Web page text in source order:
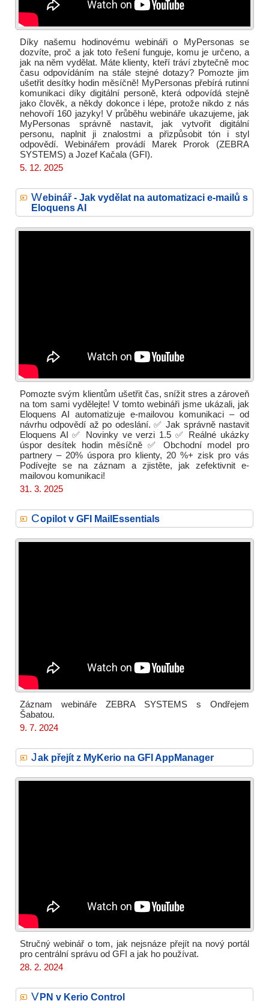
Díky našemu hodinovému webináři o MyPersonas se
dozvíte, proč a jak toto řešení funguje, komu je určeno, a
jak na něm vydělat. Máte klienty, kteří tráví zbytečně moc
času odpovídáním na stále stejné dotazy? Pomozte jim
ušetřit desítky hodin měsíčně! MyPersonas přebírá rutinní
komunikaci díky digitální personě, která odpovídá stejně
jako člověk, a někdy dokonce i lépe, protože nikdo z nás
nehovoří 160 jazyky! V průběhu webináře ukazujeme, jak
MyPersonas správně nastavit, jak vytvořit digitální
personu, naplnit ji znalostmi a přizpůsobit tón i styl
odpovědí. Webinářem provádí Marek Prorok (ZEBRA
SYSTEMS) a Jozef Kačala (GFI).
5. 12. 2025
Webinář - Jak vydělat na automatizaci e-mailů s
Eloquens AI
Pomozte svým klientům ušetřit čas, snížit stres a zároveň
na tom sami vydělejte! V tomto webináři jsme ukázali, jak
Eloquens AI automatizuje e-mailovou komunikaci – od
návrhu odpovědí až po odeslání. ✅ Jak správně nastavit
Eloquens AI ✅ Novinky ve verzi 1.5 ✅ Reálné ukázky
úspor desítek hodin měsíčně ✅ Obchodní model pro
partnery – 20% úspora pro klienty, 20 %+ zisk pro vás
Podívejte se na záznam a zjistěte, jak zefektivnit e-
mailovou komunikaci!
31. 3. 2025
Copilot v GFI MailEssentials
Záznam webináře ZEBRA SYSTEMS s Ondřejem
Šabatou.
9. 7. 2024
Jak přejít z MyKerio na GFI AppManager
Stručný webinář o tom, jak nejsnáze přejít na nový portál
pro centrální správu od GFI a jak ho používat.
28. 2. 2024
VPN v Kerio Control